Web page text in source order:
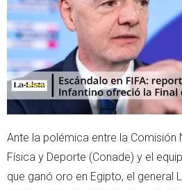
r
p
Ante la polémica entre la Comisión
Física y Deporte (Conade) y el
que ganó oro en Egipto, el general